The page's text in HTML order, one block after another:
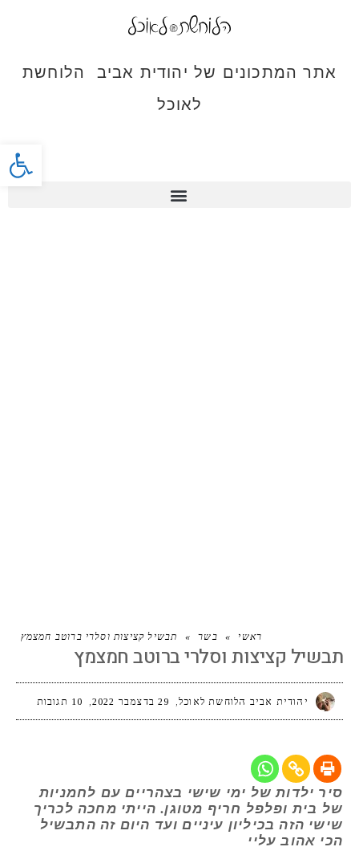
פתח
אתר המתכונים של יהודית אביב הלוחשת
לאוכל
ראשי » בשר » תבשיל קציצות וסלרי ברוטב חמצמץ
תבשיל קציצות וסלרי ברוטב חמצמץ
יהודית אביב הלוחשת לאוכל 29 בדצמבר 2022 10 תגובות
סיר ילדות של ימי שישי בצהריים עם לחמניות
של בית ופלפל חריף מטוגן. הייתי מחכה לכריך
שישי הזה בכיליון עיניים ועד היום זה התבשיל
הכי אהוב עליי